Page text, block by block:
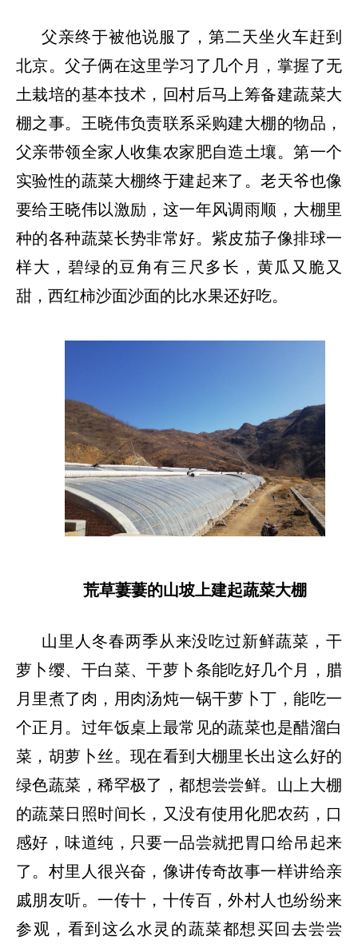
父亲终于被他说服了，第二天坐火车赶到
北京。父子俩在这里学习了几个月，掌握了无
土栽培的基本技术，回村后马上筹备建蔬菜大
棚之事。王晓伟负责联系采购建大棚的物品，
父亲带领全家人收集农家肥自造土壤。第一个
实验性的蔬菜大棚终于建起来了。老天爷也像
要给王晓伟以激励，这一年风调雨顺，大棚里
种的各种蔬菜长势非常好。紫皮茄子像排球一
样大，碧绿的豆角有三尺多长，黄瓜又脆又
甜，西红柿沙面沙面的比水果还好吃。
荒草萋萋的山坡上建起蔬菜大棚
山里人冬春两季从来没吃过新鲜蔬菜，干
萝卜缨、干白菜、干萝卜条能吃好几个月，腊
月里煮了肉，用肉汤炖一锅干萝卜丁，能吃一
个正月。过年饭桌上最常见的蔬菜也是醋溜白
菜，胡萝卜丝。现在看到大棚里长出这么好的
绿色蔬菜，稀罕极了，都想尝尝鲜。山上大棚
的蔬菜日照时间长，又没有使用化肥农药，口
感好，味道纯，只要一品尝就把胃口给吊起来
了。村里人很兴奋，像讲传奇故事一样讲给亲
戚朋友听。一传十，十传百，外村人也纷纷来
参观，看到这么水灵的蔬菜都想买回去尝尝